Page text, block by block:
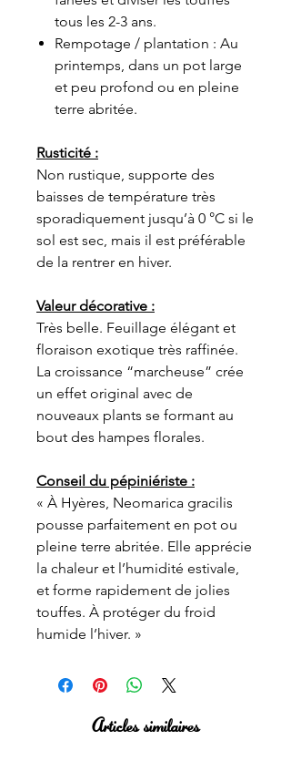
tous les 2-3 ans.
Rempotage / plantation : Au
printemps, dans un pot large
et peu profond ou en pleine
terre abritée.
Rusticité :
Non rustique, supporte des
baisses de température très
sporadiquement jusqu’à 0 °C si le
sol est sec, mais il est préférable
de la rentrer en hiver.
Valeur décorative :
Très belle. Feuillage élégant et
floraison exotique très raffinée.
La croissance “marcheuse” crée
un effet original avec de
nouveaux plants se formant au
bout des hampes florales.
Conseil du pépiniériste :
« À Hyères, Neomarica gracilis
pousse parfaitement en pot ou
pleine terre abritée. Elle apprécie
la chaleur et l’humidité estivale,
et forme rapidement de jolies
touffes. À protéger du froid
humide l’hiver. »
Articles similaires